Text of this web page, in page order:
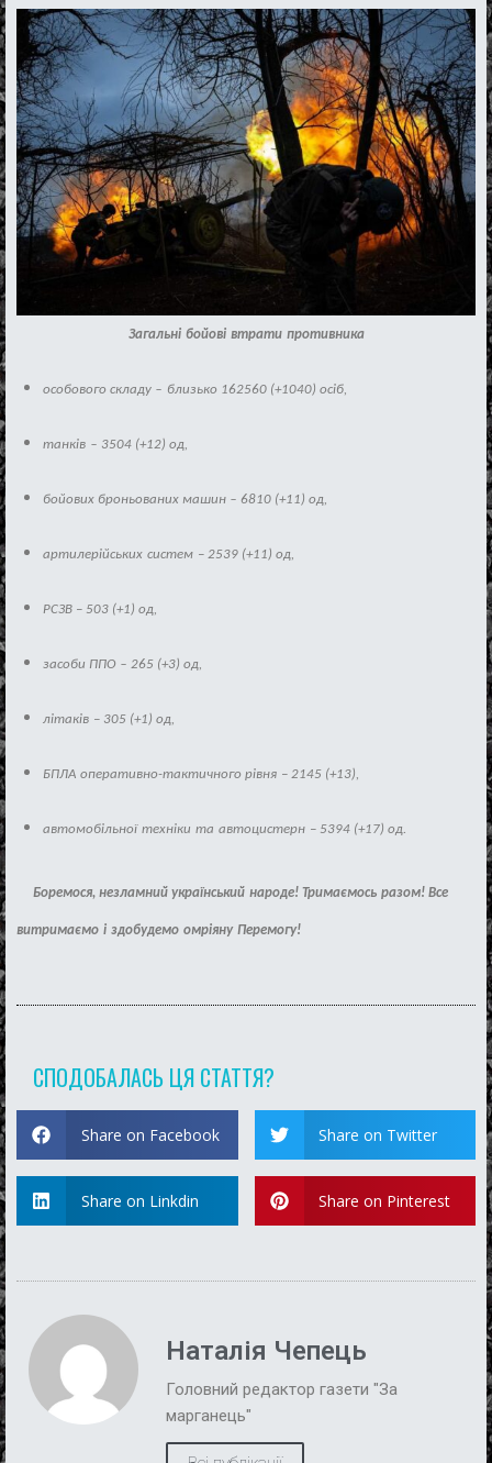
Загальні бойові втрати противника
особового складу ‒ близько 162560 (+1040) осіб,
танків ‒ 3504 (+12) од,
бойових броньованих машин ‒ 6810 (+11) од,
артилерійських систем – 2539 (+11) од,
РСЗВ – 503 (+1) од,
засоби ППО ‒ 265 (+3) од,
літаків – 305 (+1) од,
БПЛА оперативно-тактичного рівня – 2145 (+13),
автомобільної техніки та автоцистерн – 5394 (+17) од.
Боремося, незламний український народе! Тримаємось разом! Все
витримаємо і здобудемо омріяну Перемогу!
СПОДОБАЛАСЬ ЦЯ СТАТТЯ?
Share on Facebook Share on Twitter
Share on Linkdin Share on Pinterest
Наталія Чепець
Головний редактор газети "За
марганець"